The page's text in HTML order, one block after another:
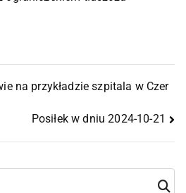
na przykładzie szpitala w Czer
Posiłek w dniu 2024-10-21
Szuka